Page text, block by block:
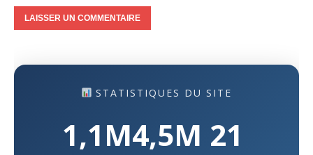
STATISTIQUES DU SITE
1,1M4,5M 21